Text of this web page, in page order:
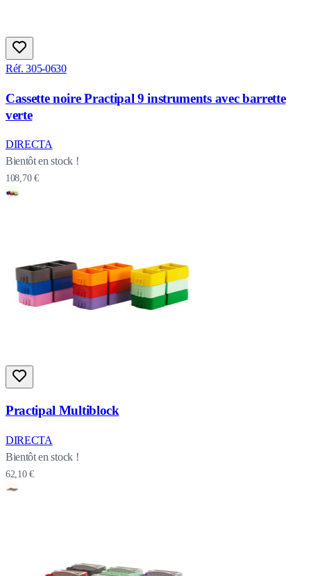
Réf. 305-0630
Cassette noire Practipal 9 instruments avec barrette
verte
DIRECTA
Bientôt en stock !
108,70 €
Practipal Multiblock
DIRECTA
Bientôt en stock !
62,10 €